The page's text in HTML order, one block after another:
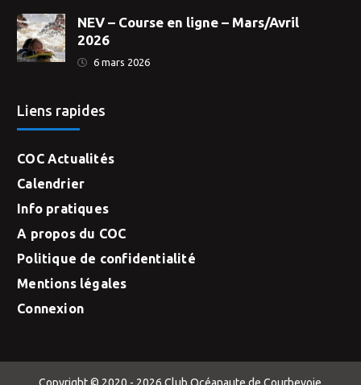
NEV – Course en ligne – Mars/Avril
2026
6 mars 2026
Liens rapides
COC Actualités
Calendrier
Info pratiques
A propos du COC
Politique de confidentialité
Mentions légales
Connexion